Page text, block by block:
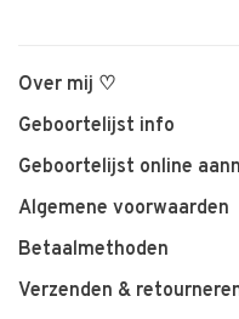
Over mij ♡
Geboortelijst info
Geboortelijst online
Algemene voorwaarden
Betaalmethoden
Verzenden &